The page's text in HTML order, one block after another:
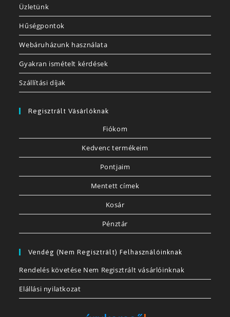
Üzletünk
Hűségpontok
Webáruházunk használata
Gyakran ismételt kérdések
Szállítási díjak
Regisztrált Vásárlóknak
Fiókom
Kedvenc termékeim
Pontjaim
Mentett címek
Kosár
Pénztár
Vendég (nem Regisztrált) Felhasználóinknak
Rendelés követése Nem Regisztrált vásárlóinknak
Elállási nyilatkozat